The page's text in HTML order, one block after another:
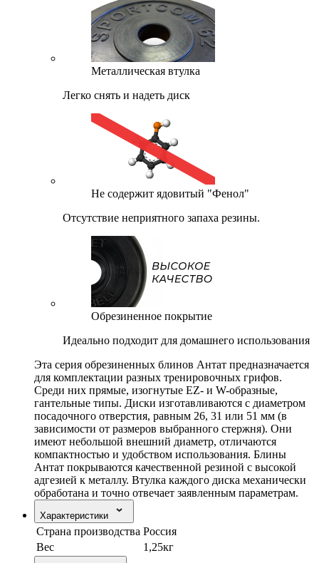
Металлическая втулка
Легко снять и надеть диск
Не содержит ядовитый "Фенол"
Отсутствие неприятного запаха резины.
Обрезиненное покрытие
Идеально подходит для домашнего использования
Эта серия обрезиненных блинов Антат предназначается
для комплектации разных тренировочных грифов.
Среди них прямые, изогнутые EZ- и W-образные,
гантельные типы. Диски изготавливаются с диаметром
посадочного отверстия, равным 26, 31 или 51 мм (в
зависимости от размеров выбранного стержня). Они
имеют небольшой внешний диаметр, отличаются
компактностью и удобством использования. Блины
Антат покрываются качественной резиной с высокой
адгезией к металлу. Втулка каждого диска механически
обработана и точно отвечает заявленным параметрам.
Характеристики
Страна производства Россия
Вес
1,25кг